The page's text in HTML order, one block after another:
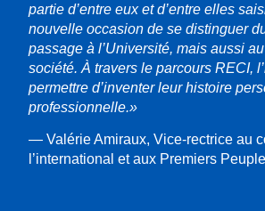
partie d’entre eux et d’entre elles
nouvelle occasion de se distinguer
passage à l’Université, mais aussi
société. À travers le parcours RECI,
permettre d’inventer leur histoire
professionnelle.»
— Valérie Amiraux, Vice-rectrice au
l’international et aux Premiers